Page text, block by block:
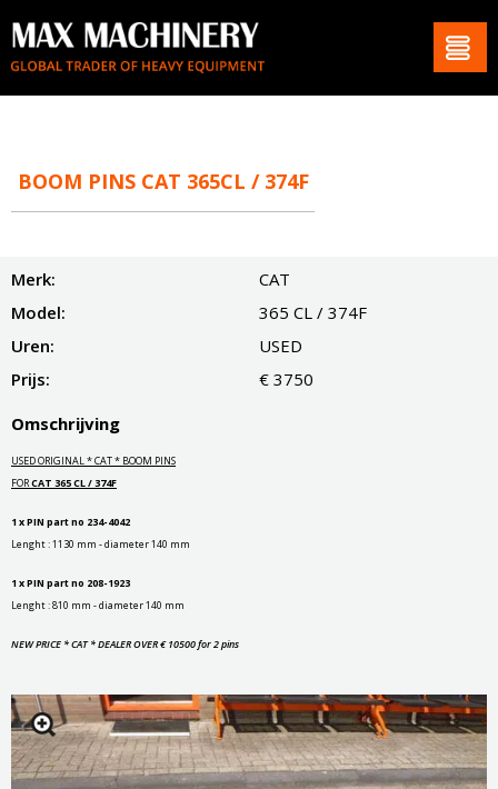
BOOM PINS CAT 365CL / 374F
Merk:
CAT
Model:
365 CL / 374F
Uren:
USED
Prijs:
€ 3750
Omschrijving
USED ORIGINAL * CAT * BOOM PINS
FORCAT 365 CL / 374F
1 x PIN part no 234-4042
Lenght : 1130 mm - diameter 140 mm
1 x PIN part no 208-1923
Lenght : 810 mm - diameter 140 mm
NEW PRICE * CAT * DEALER OVER € 10500 for 2 pins